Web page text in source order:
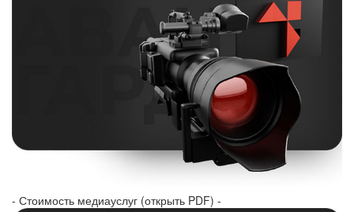
- Стоимость медиауслуг (открыть PDF) -